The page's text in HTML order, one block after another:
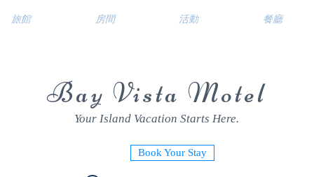
旅館 房間 活動 餐廳
Bay Vista Motel
Your Island Vacation Starts Here.
Book Your Stay